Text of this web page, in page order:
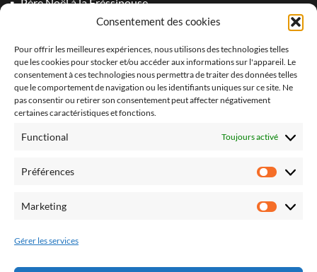
Consentement des cookies
Pour offrir les meilleures expériences, nous utilisons des technologies telles
que les cookies pour stocker et/ou accéder aux informations sur l'appareil. Le
consentement à ces technologies nous permettra de traiter des données telles
que le comportement de navigation ou les identifiants uniques sur ce site. Ne
pas consentir ou retirer son consentement peut affecter négativement
certaines caractéristiques et fonctions.
Functional Toujours activé
Préférences
Marketing
Gérer les services
SOS 2022 à SIGNES
2023
Du plomb dans l’aile 2° Edition !
vidéo PA Oraison 2
2024
SOS 2024 à SIGNES
2025